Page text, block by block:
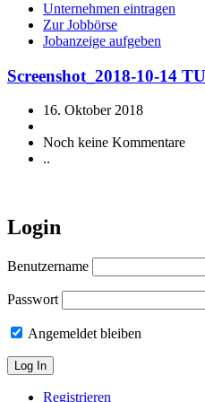
Unternehmen eintragen
Zur Jobbörse
Jobanzeige aufgeben
Screenshot_2018-10-14
16. Oktober 2018
Noch keine Kommentare
..
Login
Benutzername
Passwort
Angemeldet bleiben
Registrieren